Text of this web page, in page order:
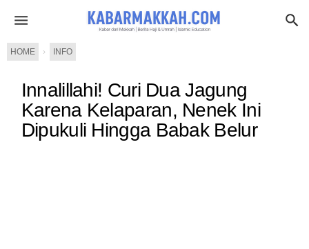
HOME › INFO
Innalillahi! Curi Dua Jagung
Karena Kelaparan, Nenek Ini
Dipukuli Hingga Babak Belur